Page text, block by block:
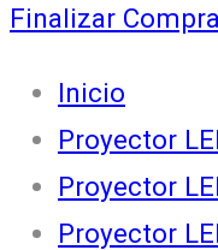
Finalizar Compra
Inicio
Proyector
Proyector
Proyector